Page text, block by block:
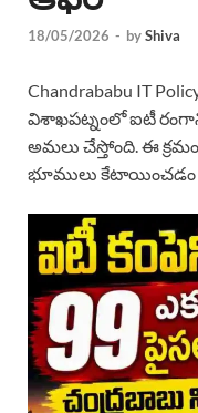
18/05/2026 - byShiva
Chandrababu IT
విశాఖపట్నంలో ఐటీ
అమలు చేస్తోంది. ఈ
భూములు కేటాయించడం